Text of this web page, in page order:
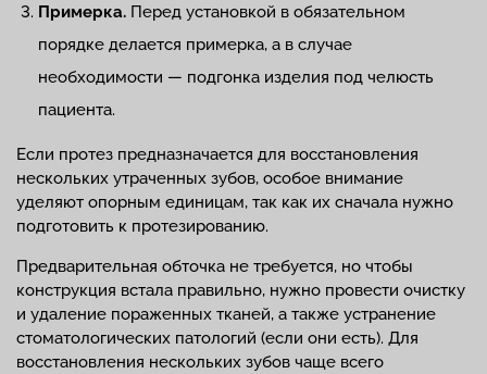
Примерка. Перед установкой в обязательном
порядке делается примерка, а в случае
необходимости — подгонка изделия под челюсть
пациента.
Если протез предназначается для восстановления
нескольких утраченных зубов, особое внимание
уделяют опорным единицам, так как их сначала нужно
подготовить к протезированию.
Предварительная обточка не требуется, но чтобы
конструкция встала правильно, нужно провести очистку
и удаление пораженных тканей, а также устранение
стоматологических патологий (если они есть). Для
восстановления нескольких зубов чаще всего